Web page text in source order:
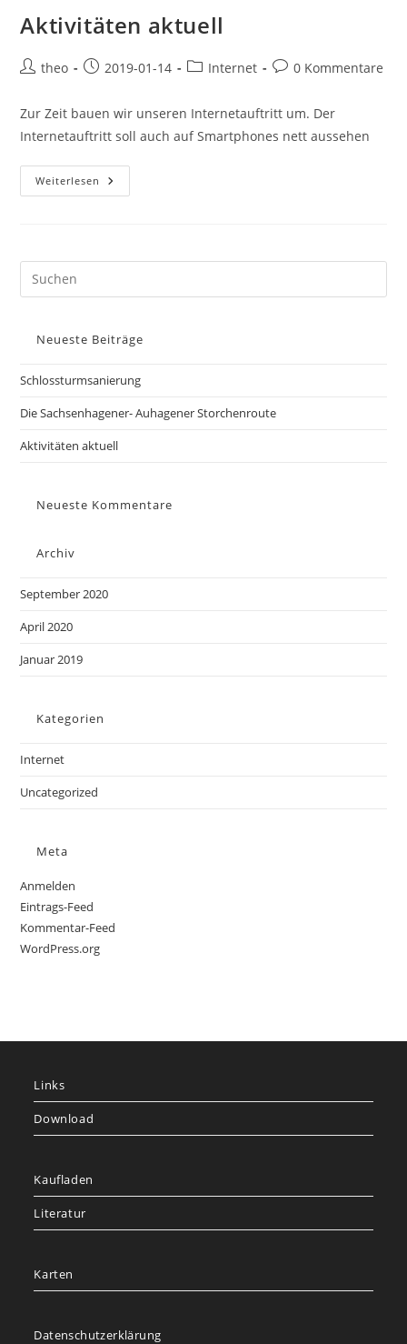
Aktivitäten aktuell
Beitrags-
theo
Beitrag2019-01-14
Beitrags-
Internet
Beitrags-
0 Kommentare
Zur Zeit bauen wir unseren Internetauftritt um. Der
Internetauftritt soll auch auf Smartphones nett aussehen
Weiterlesen Aktivitäten
Aktuell
Neueste Beiträge
Schlossturmsanierung
Die Sachsenhagener- Auhagener Storchenroute
Aktivitäten aktuell
Neueste Kommentare
Archiv
September 2020
April 2020
Januar 2019
Kategorien
Internet
Uncategorized
Meta
Anmelden
Eintrags-Feed
Kommentar-Feed
WordPress.org
Links
Download
Kaufladen
Literatur
Karten
Datenschutzerklärung